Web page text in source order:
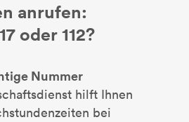
anrufen:
oder 112?
Nummer
hilft Ihnen
bei